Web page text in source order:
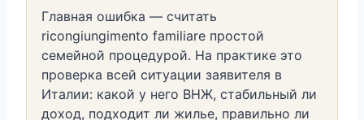
Главная ошибка — считать
ricongiungimento familiare простой
семейной процедурой. На практике это
проверка всей ситуации заявителя в
Италии: какой у него ВНЖ, стабильный ли
доход, подходит ли жилье, правильно ли